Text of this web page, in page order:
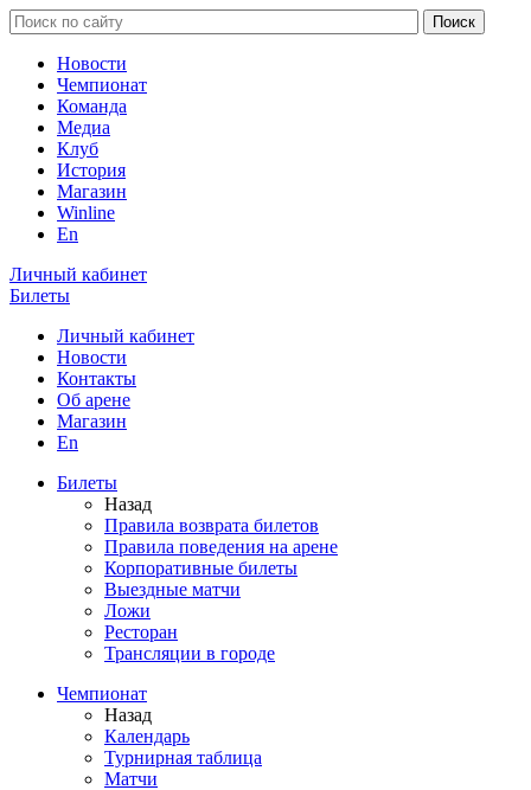
Новости
Чемпионат
Команда
Медиа
Клуб
История
Магазин
Winline
En
Личный кабинет
Билеты
Личный кабинет
Новости
Контакты
Об арене
Магазин
En
Билеты
Назад
Правила возврата билетов
Правила поведения на арене
Корпоративные билеты
Выездные матчи
Ложи
Ресторан
Трансляции в городе
Чемпионат
Назад
Календарь
Турнирная таблица
Матчи